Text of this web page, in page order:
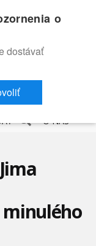
DATABÁZA
O NÁS
o
dostávať